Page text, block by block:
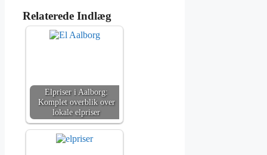
Relaterede Indlæg
Elpriser i Aalborg:
Komplet overblik over
lokale elpriser